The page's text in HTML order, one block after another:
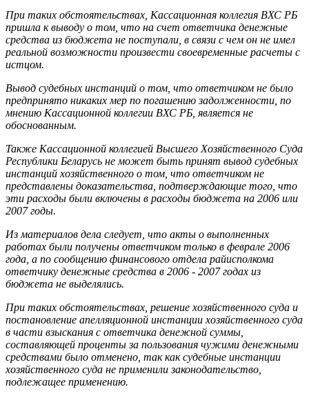
При таких обстоятельствах, Кассационная коллегия ВХС РБ
пришла к выводу о том, что на счет ответчика денежные
средства из бюджета не поступали, в связи с чем он не имел
реальной возможности произвести своевременные расчеты с
истцом.
Вывод судебных инстанций о том, что ответчиком не было
предпринято никаких мер по погашению задолженности, по
мнению Кассационной коллегии ВХС РБ, является не
обоснованным.
Также Кассационной коллегией Высшего Хозяйственного Суда
Республики Беларусь не может быть принят вывод судебных
инстанций хозяйственного о том, что ответчиком не
представлены доказательства, подтверждающие того, что
эти расходы были включены в расходы бюджета на 2006 или
2007 годы.
Из материалов дела следует, что акты о выполненных
работах были получены ответчиком только в феврале 2006
года, а по сообщению финансового отдела райисполкома
ответчику денежные средства в 2006 - 2007 годах из
бюджета не выделялись.
При таких обстоятельствах, решение хозяйственного суда и
постановление апелляционной инстанции хозяйственного суда
в части взыскания с ответчика денежной суммы,
составляющей проценты за пользования чужими денежными
средствами было отменено, так как судебные инстанции
хозяйственного суда не применили законодательство,
подлежащее применению.